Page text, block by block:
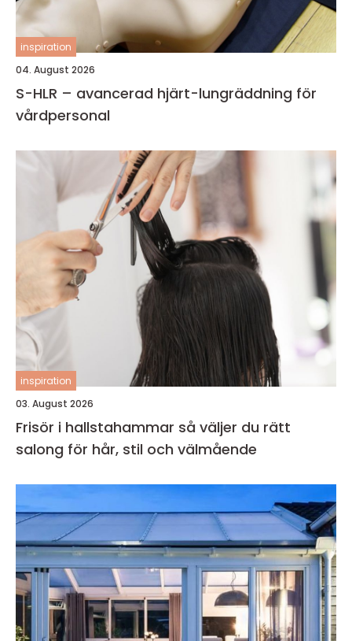
inspiration
04. August 2026
S-HLR – avancerad hjärt-lungräddning för
vårdpersonal
inspiration
03. August 2026
Frisör i hallstahammar så väljer du rätt
salong för hår, stil och välmående